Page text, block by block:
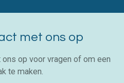
met ons op
op voor vragen of om een
te maken.